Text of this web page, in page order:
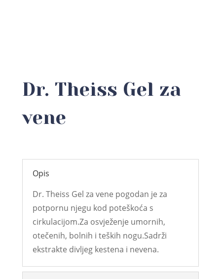
Dr. Theiss Gel za
vene
Opis
Dr. Theiss Gel za vene pogodan je za
potpornu njegu kod poteškoća s
cirkulacijom.Za osvježenje umornih,
otečenih, bolnih i teških nogu.Sadrži
ekstrakte divljeg kestena i nevena.